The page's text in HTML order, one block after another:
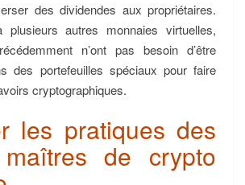
des dividendes aux propriétaires.
plusieurs autres monnaies virtuelles,
n’ont pas besoin d’être
des portefeuilles spéciaux pour faire
cryptographiques.
les pratiques des
de crypto